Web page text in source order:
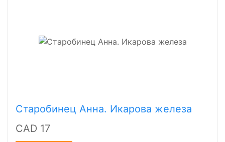
Старобинец Анна. Икарова железа
CAD 17